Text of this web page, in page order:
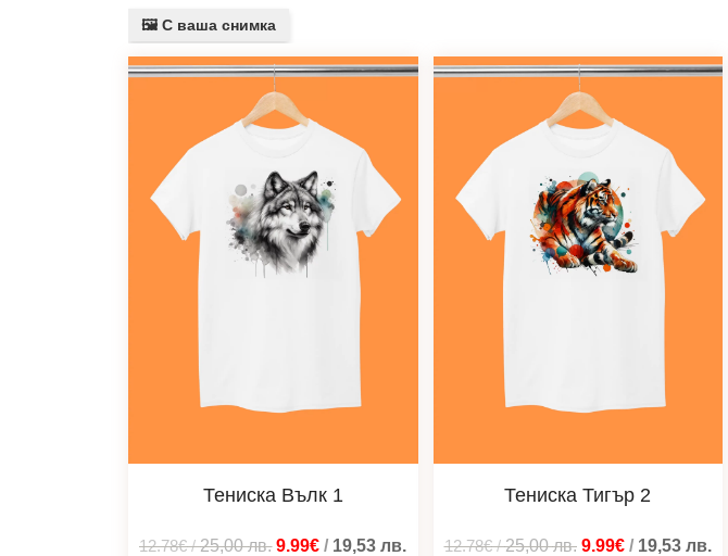
🖼️ С ваша снимка
Тениска Вълк 1
12.78€/25,00лв. 9.99€ / 19,53лв.
Тениска Тигър 2
12.78€/25,00лв. 9.99€/ 19,53 лв.